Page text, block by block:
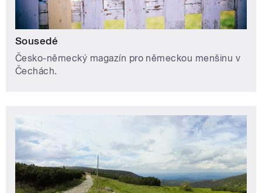
Sousedé
Česko-německý magazín pro německou menšinu v
Čechách.